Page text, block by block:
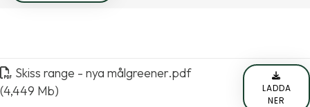
Skiss range - nya målgreener.pdf
(4,449 Mb)
LADDA
NER